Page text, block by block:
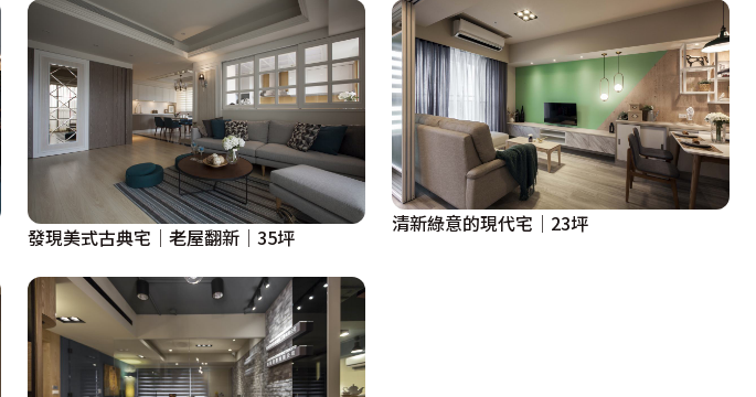
發現美式古典宅│老屋翻新│35坪
清新綠意的現代宅│23坪